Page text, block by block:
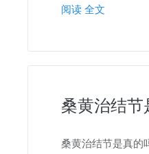
阅读 全文
桑黄治结节
桑黄治结节是真的